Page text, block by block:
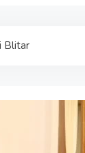
Blitar